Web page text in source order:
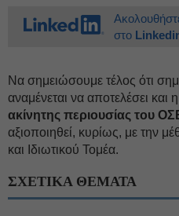
στο
Να σημειώσουμε τέλος ότι
αναμένεται να αποτελέσει και η
ακίνητης περιουσίας του
αξιοποιηθεί, κυρίως, με την
και Ιδιωτικού Τομέα.
ΣΧΕΤΙΚΑ ΘΕΜΑΤΑ